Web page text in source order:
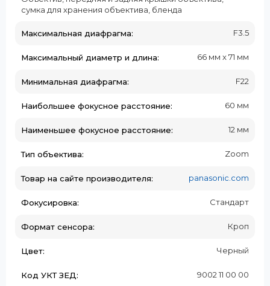
сумка для хранения объектива, бленда
Максимальная диафрагма: F3.5
Максимальный диаметр и длина: 66 мм x 71 мм
Минимальная диафрагма: F22
Наибольшее фокусное расстояние: 60 мм
Наименьшее фокусное расстояние: 12 мм
Тип объектива: Zoom
Товар на сайте производителя: panasonic.com
Фокусировка: Стандарт
Формат сенсора: Кроп
Цвет: Черный
Код УКТ ЗЕД: 9002 11 00 00